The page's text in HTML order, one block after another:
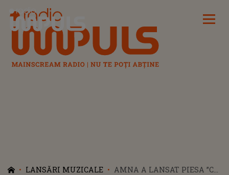
Radio Impuls
LANSĂRI MUZICALE
AMNA A LANSAT PIESA ”CU